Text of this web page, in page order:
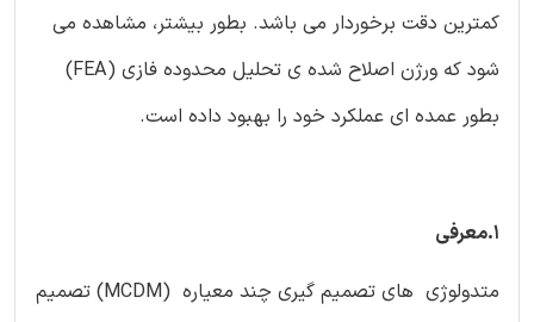
کمترین دقت برخوردار می باشد. بطور بیشتر، مشاهده می
شود که ورژن اصلاح شده ی تحلیل محدوده فازی (FEA)
بطور عمده ای عملکرد خود را بهبود داده است.
1.معرفی
متدولوژی های تصمیم گیری چند معیاره (MCDM) تصمیم